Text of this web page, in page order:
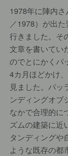
1978年に陣内
／1978）が出
行きました。そ
文章を書いてい
のでとにかくパ
4カ月ほどかけ
見ました。パッ
ンディングオブ
なかで合理的に
ズムの建築に近
タンディングや
ような既存の都